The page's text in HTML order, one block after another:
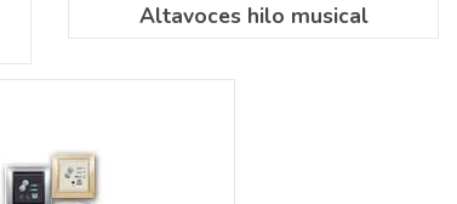
Altavoces hilo musical